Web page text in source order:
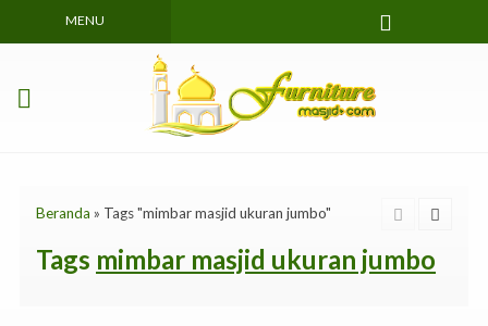
MENU
Beranda » Tags "mimbar masjid ukuran jumbo"
Tags mimbar masjid ukuran jumbo